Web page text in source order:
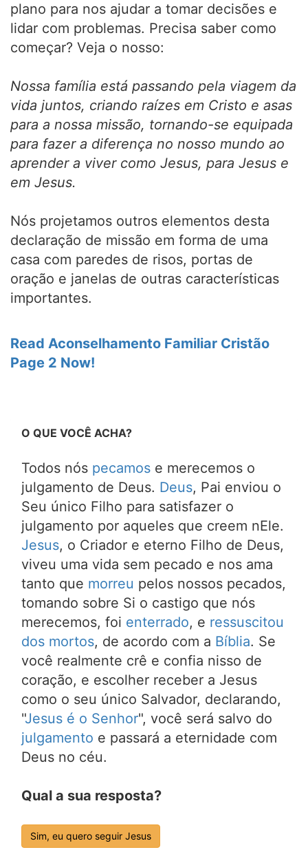
plano para nos ajudar a tomar decisões e
lidar com problemas. Precisa saber como
começar? Veja o nosso:
Nossa família está passando pela viagem da
vida juntos, criando raízes em Cristo e asas
para a nossa missão, tornando-se equipada
para fazer a diferença no nosso mundo ao
aprender a viver como Jesus, para Jesus e
em Jesus.
Nós projetamos outros elementos desta
declaração de missão em forma de uma
casa com paredes de risos, portas de
oração e janelas de outras características
importantes.
Read Aconselhamento Familiar Cristão
Page 2 Now!
O QUE VOCÊ ACHA?
Todos nós pecamos e merecemos o
julgamento de Deus. Deus, Pai enviou o
Seu único Filho para satisfazer o
julgamento por aqueles que creem nEle.
Jesus, o Criador e eterno Filho de Deus,
viveu uma vida sem pecado e nos ama
tanto que morreu pelos nossos pecados,
tomando sobre Si o castigo que nós
merecemos, foi enterrado, e ressuscitou
dos mortos, de acordo com a Bíblia. Se
você realmente crê e confia nisso de
coração, e escolher receber a Jesus
como o seu único Salvador, declarando,
"Jesus é o Senhor", você será salvo do
julgamento e passará a eternidade com
Deus no céu.
Qual a sua resposta?
Sim, eu quero seguir Jesus